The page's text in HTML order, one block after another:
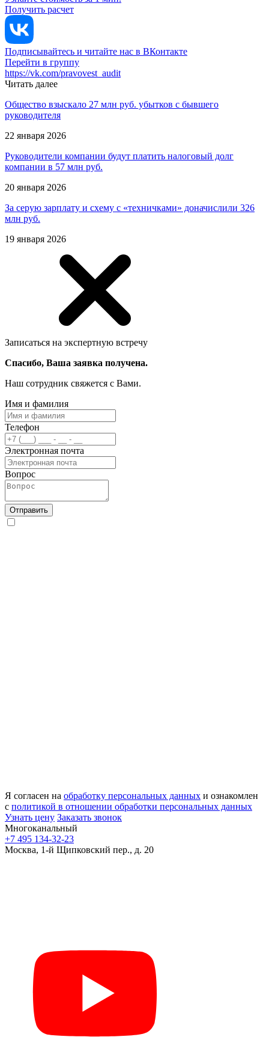
Получить расчет
Подписывайтесь и читайте нас в ВКонтакте
Перейти в группу
https://vk.com/pravovest_audit
Читать далее
Общество взыскало 27 млн руб. убытков с бывшего
руководителя
22 января 2026
Руководители компании будут платить налоговый долг
компании в 57 млн руб.
20 января 2026
За серую зарплату и схему с «техничками» доначислили 326
млн руб.
19 января 2026
Записаться на экспертную встречу
Спасибо, Ваша заявка получена.
Наш сотрудник свяжется с Вами.
Имя и фамилия
Телефон
Электронная почта
Вопрос
Отправить
Я согласен на обработку персональных данных и ознакомлен
с политикой в отношении обработки персональных данных
Узнать цену Заказать звонок
Многоканальный
+7 495 134-32-23
Москва, 1-й Щипковский пер., д. 20